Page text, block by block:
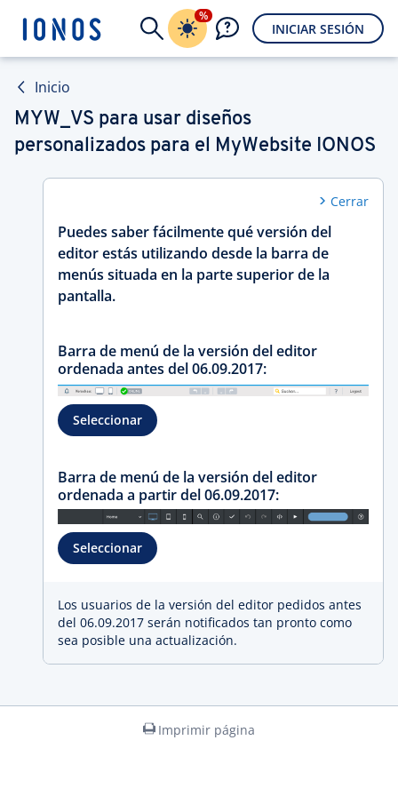
%
INICIAR SESIÓN
Inicio
MYW_VS para usar diseños
personalizados para el MyWebsite IONOS
Cerrar
Puedes saber fácilmente qué versión del
editor estás utilizando desde la barra de
menús situada en la parte superior de la
pantalla.
Barra de menú de la versión del editor
ordenada antes del 06.09.2017:
Seleccionar
Barra de menú de la versión del editor
ordenada a partir del 06.09.2017:
Seleccionar
Los usuarios de la versión del editor pedidos antes
del 06.09.2017 serán notificados tan pronto como
sea posible una actualización.
Imprimir página